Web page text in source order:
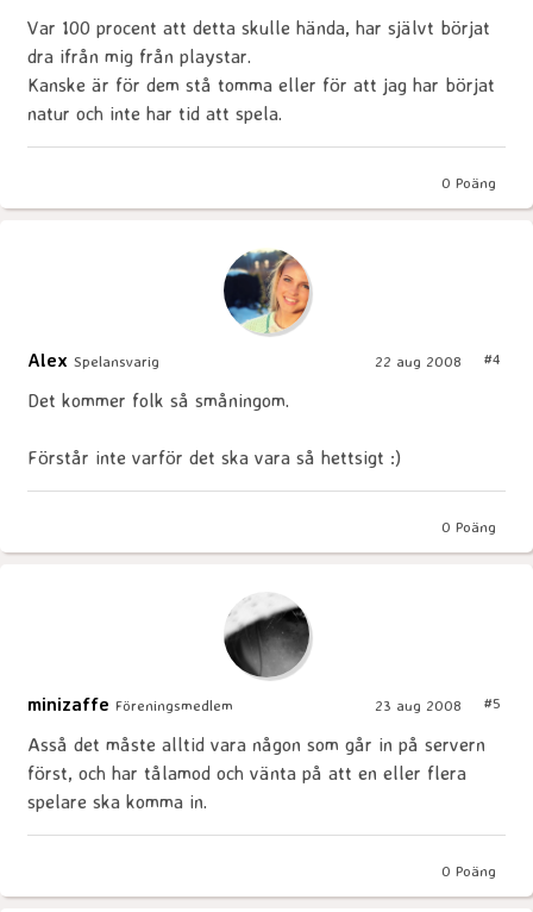
Var 100 procent att detta skulle hända, har självt börjat
dra ifrån mig från playstar.
Kanske är för dem stå tomma eller för att jag har börjat
natur och inte har tid att spela.
0 Poäng
Alex Spelansvarig 22 aug 2008 #4
Det kommer folk så småningom.
Förstår inte varför det ska vara så hettsigt :)
0 Poäng
minizaffe Föreningsmedlem 23 aug 2008 #5
Asså det måste alltid vara någon som går in på servern
först, och har tålamod och vänta på att en eller flera
spelare ska komma in.
0 Poäng